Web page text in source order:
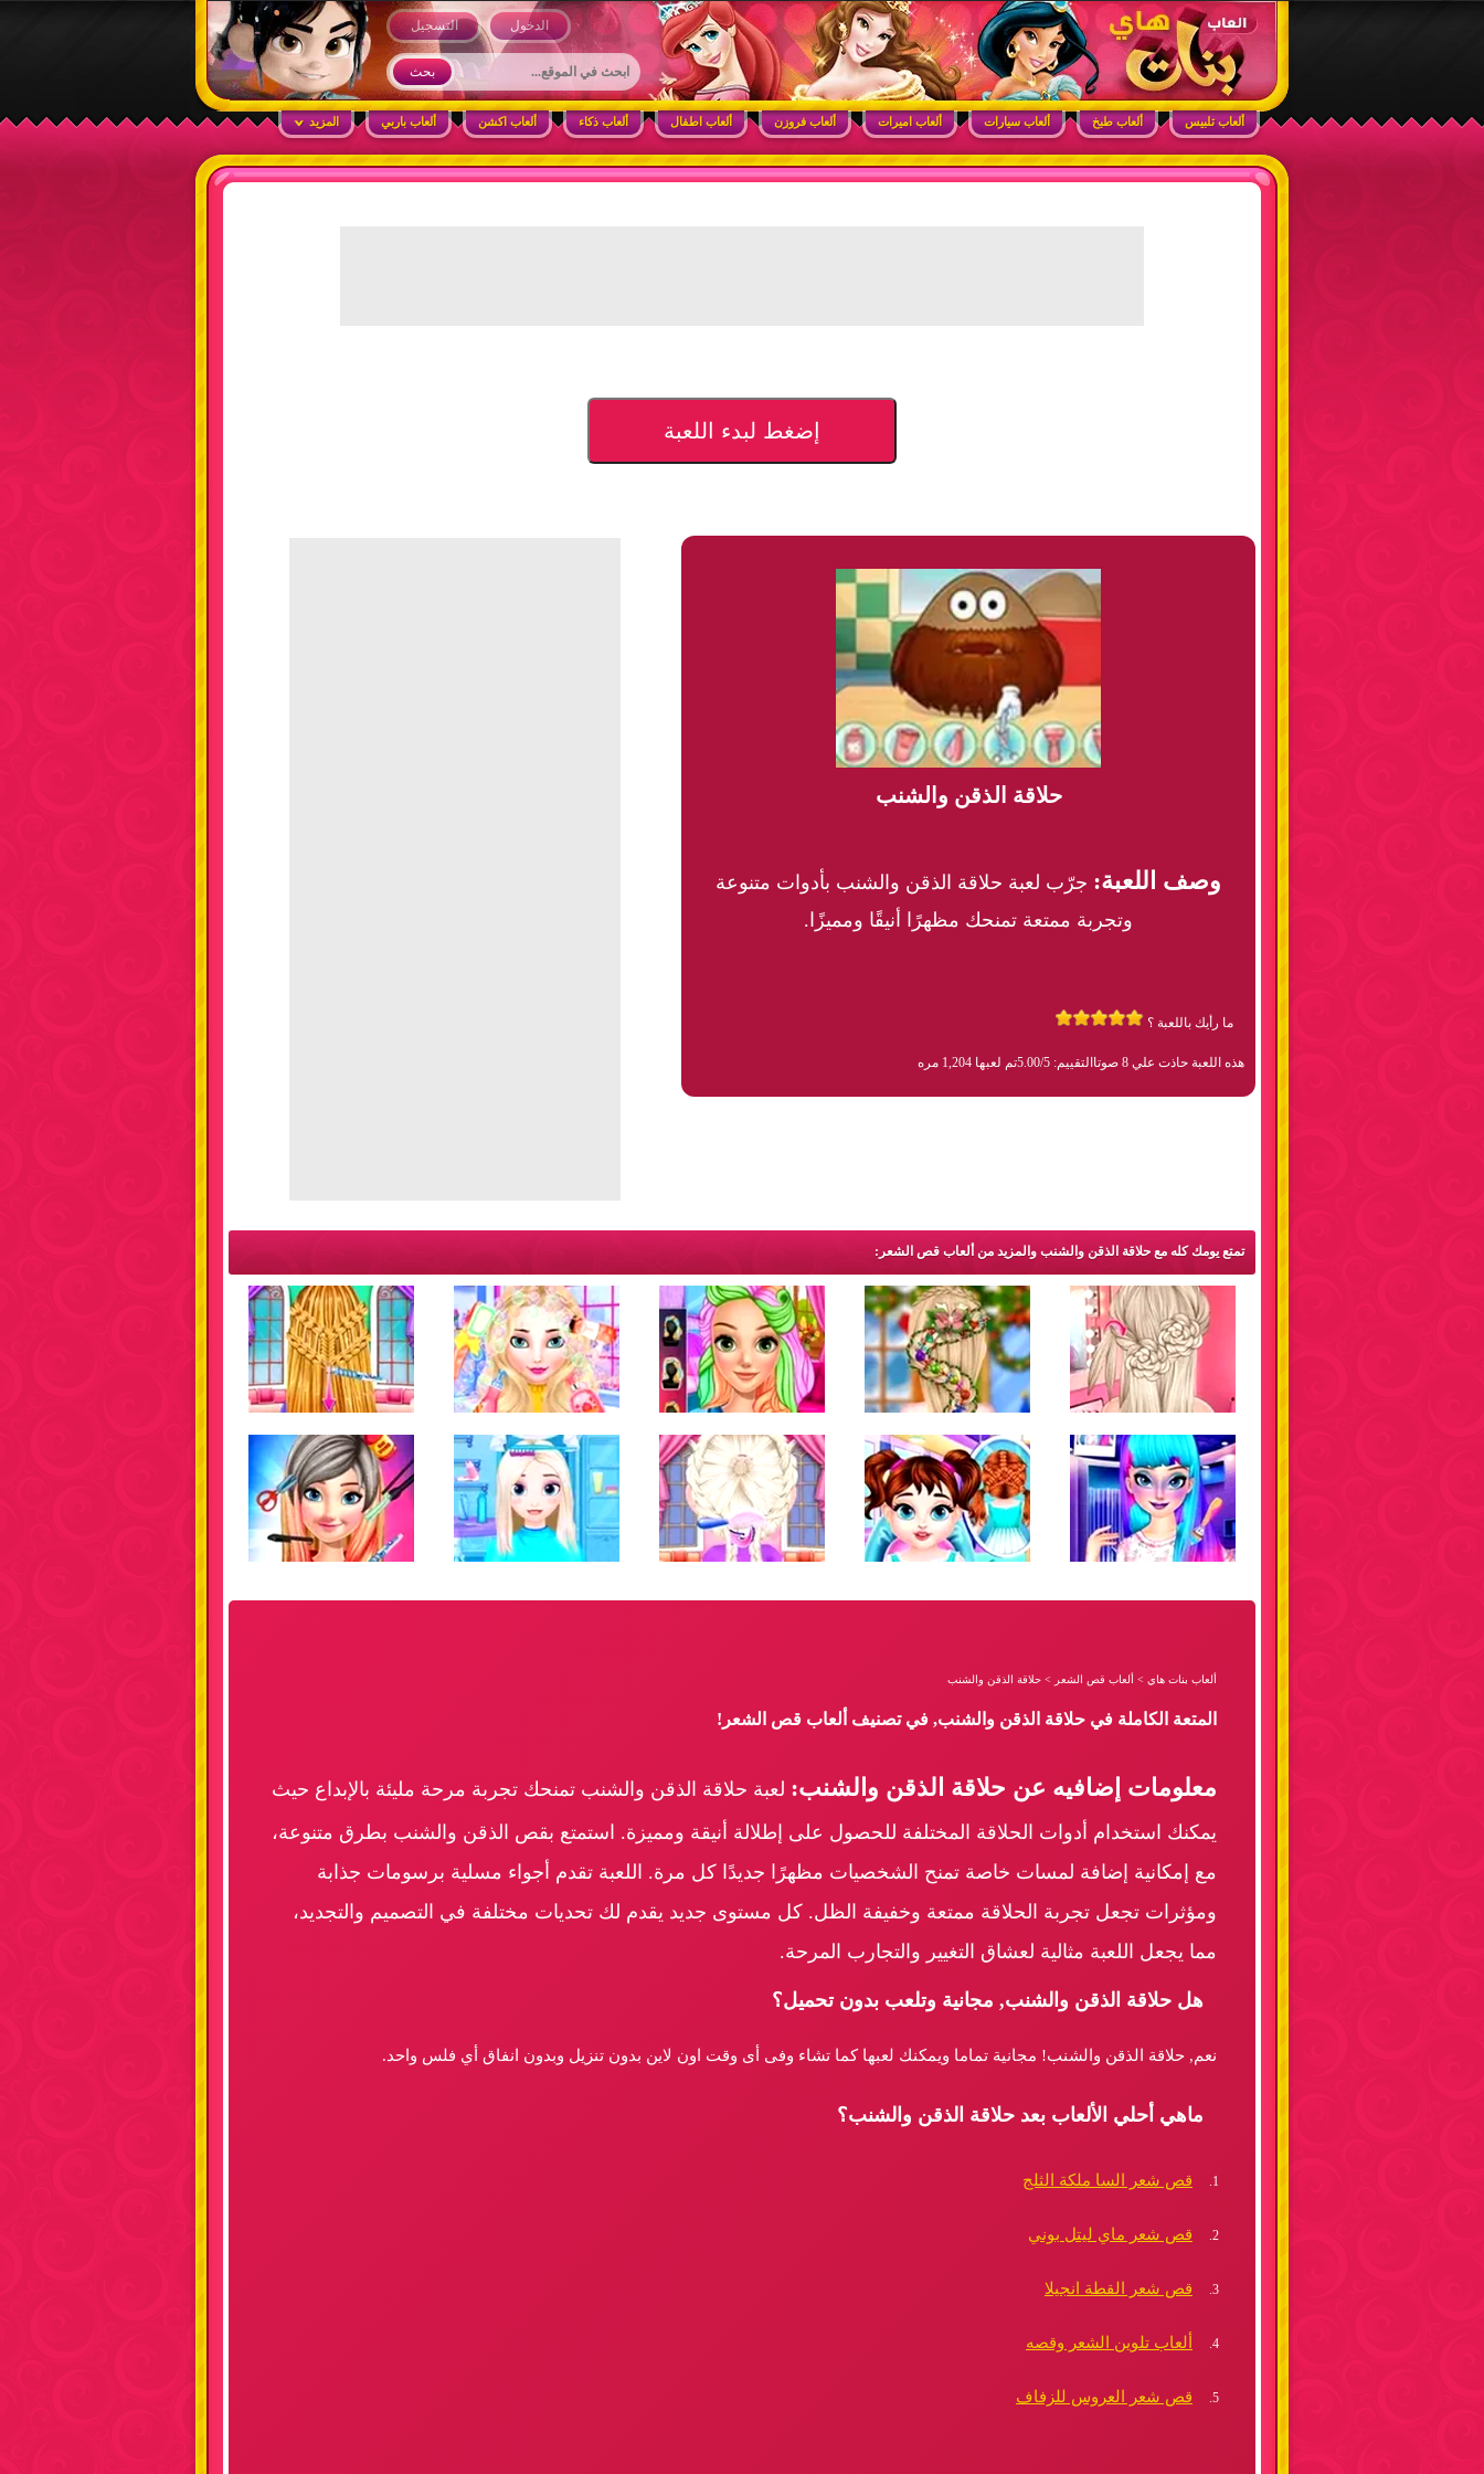
ألعاب بنات هاي – أفضل ألعاب تلبيس، مكياج، طبخ وأنشطة ممتعة للبنات
ابحث في الموقع
التسجيل
الدخول
ألعاب تلبيس ألعاب طبخ ألعاب سيارات ألعاب اميرات ألعاب فروزن ألعاب اطفال ألعاب ذكاء ألعاب اكشن ألعاب باربي المزيد
إضغط لبدء اللعبة
حلاقة الذقن والشنب
وصف اللعبة: جرّب لعبة حلاقة الذقن والشنب بأدوات متنوعة
وتجربة ممتعة تمنحك مظهرًا أنيقًا ومميزًا.
ما رأيك باللعبة ؟
هذه اللعبة حاذت علي 8 صوتا التقييم: 5.00/5 تم لعبها 1,204 مره
تمتع يومك كله مع حلاقة الذقن والشنب والمزيد من ألعاب قص الشعر:
ألعاب بنات هاي > ألعاب قص الشعر > حلاقة الذقن والشنب
المتعة الكاملة في حلاقة الذقن والشنب, في تصنيف ألعاب قص الشعر!
معلومات إضافيه عن حلاقة الذقن والشنب: لعبة حلاقة الذقن والشنب تمنحك تجربة مرحة مليئة بالإبداع حيث
يمكنك استخدام أدوات الحلاقة المختلفة للحصول على إطلالة أنيقة ومميزة. استمتع بقص الذقن والشنب بطرق متنوعة،
مع إمكانية إضافة لمسات خاصة تمنح الشخصيات مظهرًا جديدًا كل مرة. اللعبة تقدم أجواء مسلية برسومات جذابة
ومؤثرات تجعل تجربة الحلاقة ممتعة وخفيفة الظل. كل مستوى جديد يقدم لك تحديات مختلفة في التصميم والتجديد،
مما يجعل اللعبة مثالية لعشاق التغيير والتجارب المرحة.
هل حلاقة الذقن والشنب, مجانية وتلعب بدون تحميل؟
نعم, حلاقة الذقن والشنب! مجانية تماما ويمكنك لعبها كما تشاء وفى أى وقت اون لاين بدون تنزيل وبدون انفاق أي فلس واحد.
ماهي أحلي الألعاب بعد حلاقة الذقن والشنب؟
قص شعر السا ملكة الثلج
قص شعر ماي ليتل بوني
قص شعر القطة انجيلا
ألعاب تلوين الشعر وقصه
قص شعر العروس للزفاف